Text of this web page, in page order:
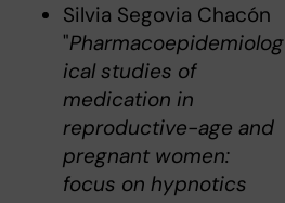
Silvia Segovia Chacón
"Pharmacoepidemiolog
ical studies of
medication in
reproductive-age and
pregnant women:
focus on hypnotics